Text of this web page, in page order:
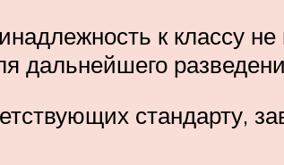
к классу
дальнейшего
стандарту,